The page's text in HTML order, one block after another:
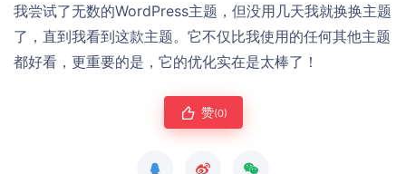
我尝试了无数的WordPress主题，但没用几天我就换换主题
了，直到我看到这款主题。它不仅比我使用的任何其他主题
都好看，更重要的是，它的优化实在是太棒了！
赞(0)